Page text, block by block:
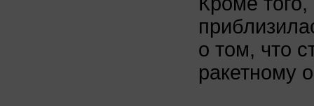
о том, что
ракетному